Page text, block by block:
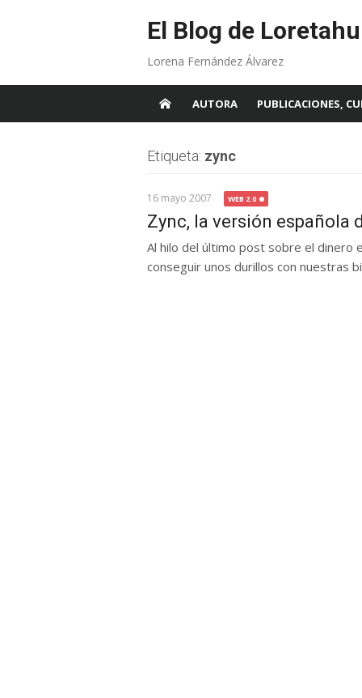
El Blog de
Lorena Fernández Álvarez
AUTORA PUBLICACIONES,
Etiqueta: zync
16 mayo 2007 WEB 2.0
Zync, la versión española
Al hilo del último post sobre el dinero
conseguir unos durillos con nuestras